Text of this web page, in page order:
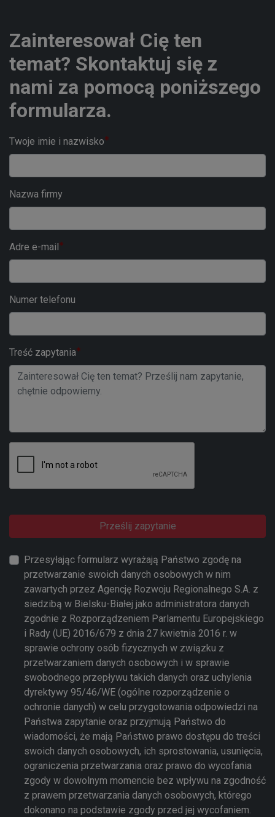
Zainteresował Cię ten
temat? Skontaktuj się z
nami za pomocą poniższego
formularza.
Twoje imie i nazwisko
Nazwa firmy
Adre e-mail
Numer telefonu
Treść zapytania
Prześlij zapytanie
Przesyłając formularz wyrażają Państwo zgodę na
przetwarzanie swoich danych osobowych w nim
zawartych przez Agencję Rozwoju Regionalnego S.A. z
siedzibą w Bielsku-Białej jako administratora danych
zgodnie z Rozporządzeniem Parlamentu Europejskiego
i Rady (UE) 2016/679 z dnia 27 kwietnia 2016 r. w
sprawie ochrony osób fizycznych w związku z
przetwarzaniem danych osobowych i w sprawie
swobodnego przepływu takich danych oraz uchylenia
dyrektywy 95/46/WE (ogólne rozporządzenie o
ochronie danych) w celu przygotowania odpowiedzi na
Państwa zapytanie oraz przyjmują Państwo do
wiadomości, że mają Państwo prawo dostępu do treści
swoich danych osobowych, ich sprostowania, usunięcia,
ograniczenia przetwarzania oraz prawo do wycofania
zgody w dowolnym momencie bez wpływu na zgodność
z prawem przetwarzania danych osobowych, którego
dokonano na podstawie zgody przed jej wycofaniem.